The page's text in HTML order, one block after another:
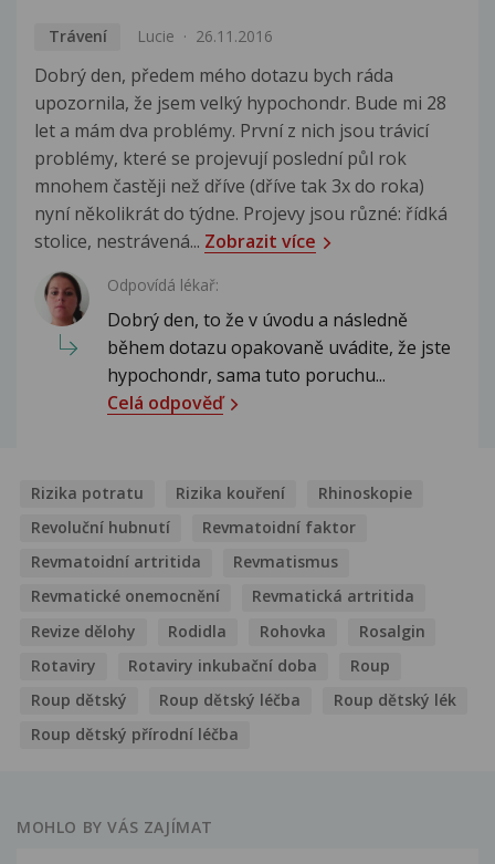
Trávení Lucie 26.11.2016
Dobrý den, předem mého dotazu bych ráda
upozornila, že jsem velký hypochondr. Bude mi 28
let a mám dva problémy. První z nich jsou trávicí
problémy, které se projevují poslední půl rok
mnohem častěji než dříve (dříve tak 3x do roka)
nyní několikrát do týdne. Projevy jsou různé: řídká
stolice, nestrávená... Zobrazit více
Odpovídá lékař:
Dobrý den, to že v úvodu a následně
během dotazu opakovaně uvádite, že jste
hypochondr, sama tuto poruchu...
Celá odpověď
Rizika potratu Rizika kouření
Rhinoskopie
Revoluční hubnutí
Revmatoidní faktor
Revmatoidní artritida
Revmatismus
Revmatické onemocnění
Revmatická artritida
Revize dělohy
Rodidla Rohovka
Rosalgin
Rotaviry
Rotaviry inkubační doba
Roup
Roup dětský
Roup dětský léčba
Roup dětský lék
Roup dětský přírodní léčba
MOHLO BY VÁS ZAJÍMAT